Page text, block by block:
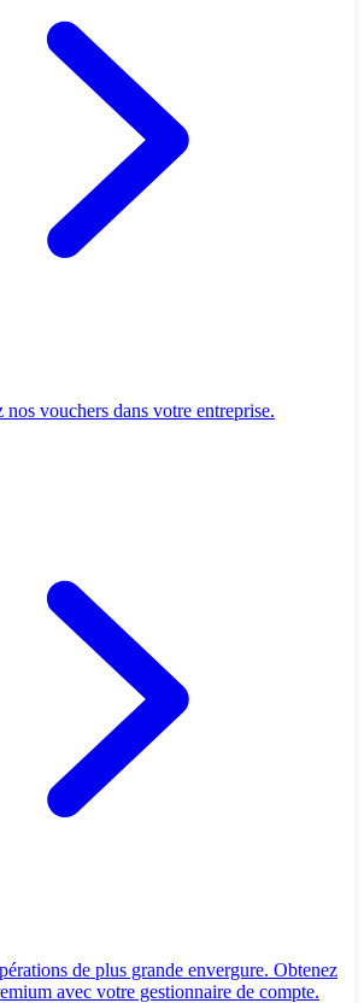
nos vouchers dans votre entreprise.
de plus grande envergure. Obtenez
avec votre gestionnaire de compte.